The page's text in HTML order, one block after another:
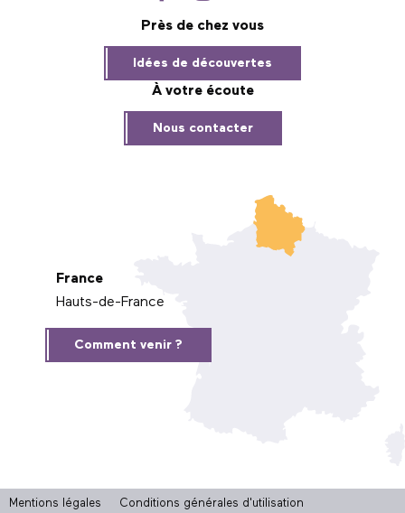
Près de chez vous
Idées de découvertes
À votre écoute
Nous contacter
France
Hauts-de-France
Comment venir ?
Mentions légales Conditions générales d'utilisation